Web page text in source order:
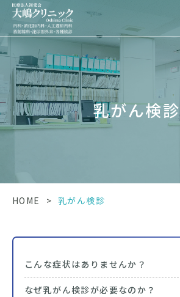
乳がん検診
HOME > 乳がん検診
こんな症状はありませんか？
なぜ乳がん検診が必要なのか？